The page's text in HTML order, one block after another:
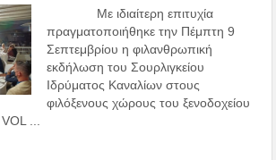
Με ιδιαίτερη επιτυχία
πραγματοποιήθηκε την Πέμπτη 9
Σεπτεμβρίου η φιλανθρωπική
εκδήλωση του Σουρλιγκείου
Ιδρύματος Καναλίων στους
φιλόξενους χώρους του ξενοδοχείου
...